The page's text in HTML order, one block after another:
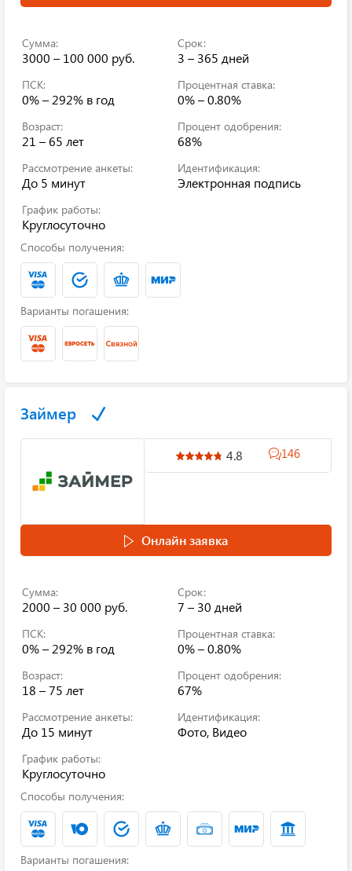
Сумма:
3000 – 100 000 руб.
Срок:
3 – 365 дней
ПСК:
0% – 292% в год
Процентная ставка:
0% – 0.80%
Возраст:
21 – 65 лет
Процент одобрения:
68%
Рассмотрение анкеты:
До 5 минут
Идентификация:
Электронная подпись
График работы:
Круглосуточно
Способы получения:
Варианты погашения:
Займер
4.8 146
Онлайн заявка
Сумма:
2000 – 30 000 руб.
Срок:
7 – 30 дней
ПСК:
0% – 292% в год
Процентная ставка:
0% – 0.80%
Возраст:
18 – 75 лет
Процент одобрения:
67%
Рассмотрение анкеты:
До 15 минут
Идентификация:
Фото, Видео
График работы:
Круглосуточно
Способы получения:
Варианты погашения: